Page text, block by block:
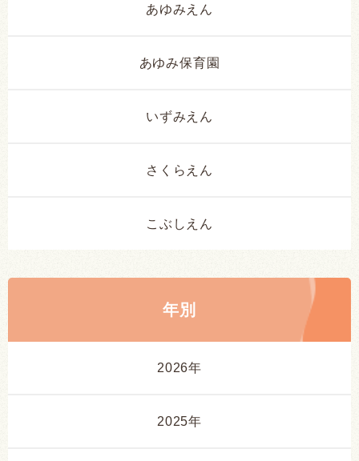
あゆみえん
あゆみ保育園
いずみえん
さくらえん
こぶしえん
年別
2026年
2025年